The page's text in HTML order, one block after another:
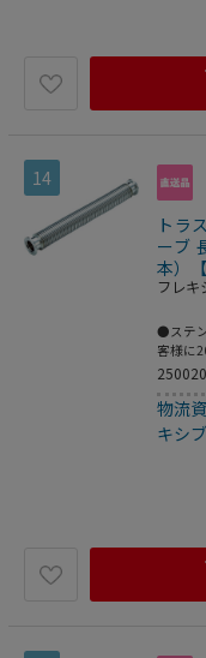
14
トラ
ーブ
本）
フレキ
●ステ
客様に
用。●
力：FV
耐熱温
乗]]Pa
物流
キシ